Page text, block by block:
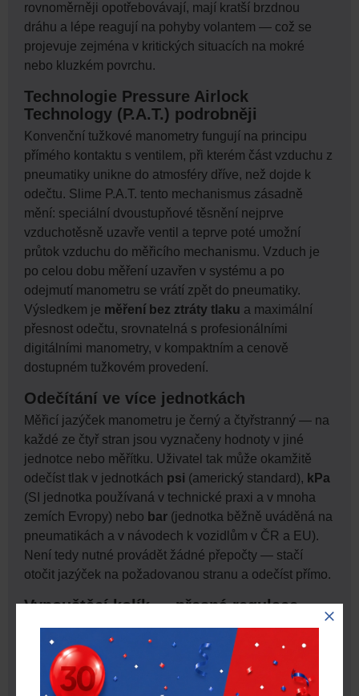
rovnoměrněji opotřebovávají, mají kratší brzdnou
dráhu a lépe reagují na pohyby volantem — což se
projevuje zejména v kritických situacích na mokré
nebo kluzkém povrchu.
Technologie Pressure Airlock
Technology (P.A.T.) podrobněji
Konvenční tužkové manometry fungují na principu
přímého kontaktu s ventilem, při kterém část vzduchu z
pneumatiky unikne do atmosféry dříve, než dojde k
odečtu. Slime P.A.T. tento mechanismus zásadně
mění: speciální dvoustupňové těsnění nejprve
vzduchotěsně uzavře ventil a teprve poté umožní
průtok vzduchu do měřicího mechanismu. Vzduch je
po celou dobu měření uzavřen v systému a po
odejmutí manometru se vrátí zpět do pneumatiky.
Výsledkem je měření bez ztráty tlaku a maximální
přesnost odečtu, srovnatelná s profesionálními
digitálními manometry, v kompaktním a cenově
dostupném tužkovém provedení.
Odečítání ve více jednotkách
Měřicí jazýček manometru je černý a čtyřstranný — na
každé ze čtyř stran jsou vyznačeny hodnoty v jiné
jednotce nebo měřítku. Uživatel tak může okamžitě
odečíst tlak v jednotkách psi (americký standard), kPa
(SI jednotka používaná v technické praxi a v mnoha
zemích Evropy) nebo bar (jednotka běžně uváděná na
pneumatikách a v návodech k vozidlům v ČR a EU).
Není tedy nutné provádět žádné přepočty — stačí
otočit jazýček na požadovanou stranu a odečíst přímo.
Vypouštěcí kolík — přesná regulace
Součástí manometru je
vypouštěcí kolík (bleeder tip)
umístěný v zadní části přístroje. Pomocí tohoto kolíku
lze stlačit ventilkové jádro a z pneumatiky přesně